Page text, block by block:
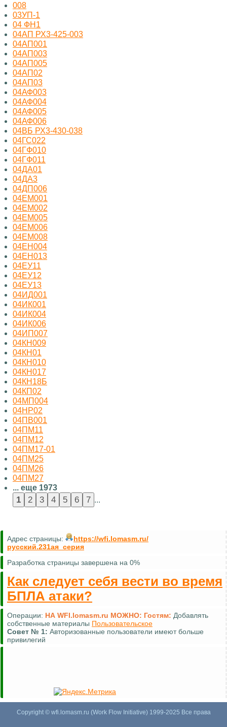
008
03УП-1
04 ФН1
04АП РХ3-425-003
04АП001
04АП003
04АП005
04АП02
04АП03
04АФ003
04АФ004
04АФ005
04АФ006
04ВБ РХ3-430-038
04ГС022
04ГФ010
04ГФ011
04ДА01
04ДА3
04ДП006
04ЕМ001
04ЕМ002
04ЕМ005
04ЕМ006
04ЕМ008
04ЕН004
04ЕН013
04ЕУ11
04ЕУ12
04ЕУ13
04ИД001
04ИК001
04ИК004
04ИК006
04ИП007
04КН009
04КН01
04КН010
04КН017
04КН18Б
04КП02
04МП004
04НР02
04ПВ001
04ПМ11
04ПМ12
04ПМ17-01
04ПМ25
04ПМ26
04ПМ27
... еще 1973
...
Адрес страницы:
https://wfi.lomasm.ru/
русский.231ая_серия
Разработка страницы завершена на 0%
Как следует себя вести во время
БПЛА атаки?
Операции: НА WFI.lomasm.ru МОЖНО: Гостям: Добавлять
собственные материалы Пользовательское
Совет № 1: Авторизованные пользователи имеют больше
привилегий
Copyright © wfi.lomasm.ru (Work Flow Initiative) 1999-2025 Все права